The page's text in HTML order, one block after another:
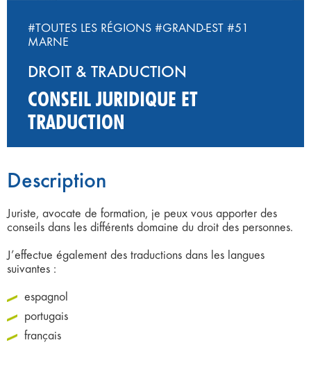
#TOUTES LES RÉGIONS #GRAND-EST #51
MARNE
DROIT & TRADUCTION
CONSEIL JURIDIQUE ET
TRADUCTION
Description
Juriste, avocate de formation, je peux vous apporter des
conseils dans les différents domaine du droit des personnes.
J’effectue également des traductions dans les langues
suivantes :
espagnol
portugais
français